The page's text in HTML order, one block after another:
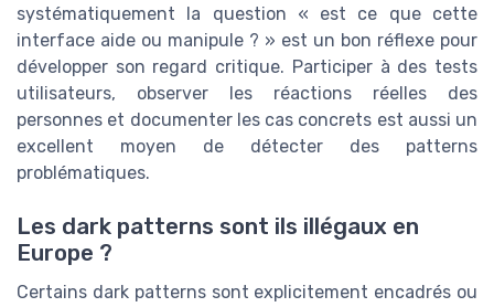
systématiquement la question « est ce que cette
interface aide ou manipule ? » est un bon réflexe pour
développer son regard critique. Participer à des tests
utilisateurs, observer les réactions réelles des
personnes et documenter les cas concrets est aussi un
excellent moyen de détecter des patterns
problématiques.
Les dark patterns sont ils illégaux en
Europe ?
Certains dark patterns sont explicitement encadrés ou